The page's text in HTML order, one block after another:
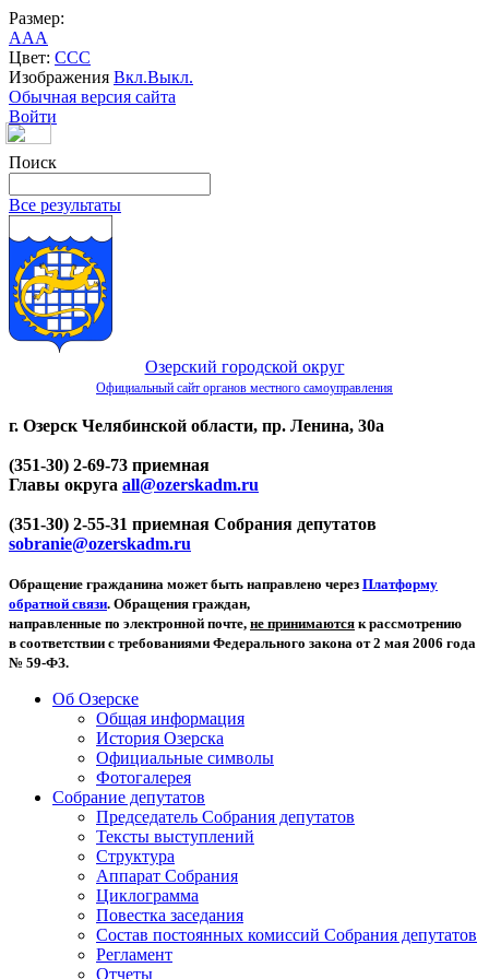
Размер:
AAA
Цвет: CCC
Изображения Вкл.Выкл.
Обычная версия сайта
Войти
Поиск
Все результаты
Озерский городской округ
Официальный сайт органов местного самоуправления
г. Озерск Челябинской области, пр. Ленина, 30а
(351-30) 2-69-73 приемная
Главы округа all@ozerskadm.ru
(351-30) 2-55-31 приемная Собрания депутатов
sobranie@ozerskadm.ru
Обращение гражданина может быть направлено через Платформу
обратной связи. Обращения граждан,
направленные по электронной почте, не принимаются к рассмотрению
в соответствии с требованиями Федерального закона от 2 мая 2006 года
№ 59-ФЗ.
Об Озерске
Общая информация
История Озерска
Официальные символы
Фотогалерея
Собрание депутатов
Председатель Собрания депутатов
Тексты выступлений
Структура
Аппарат Собрания
Циклограмма
Повестка заседания
Состав постоянных комиссий Собрания депутатов
Регламент
Отчеты